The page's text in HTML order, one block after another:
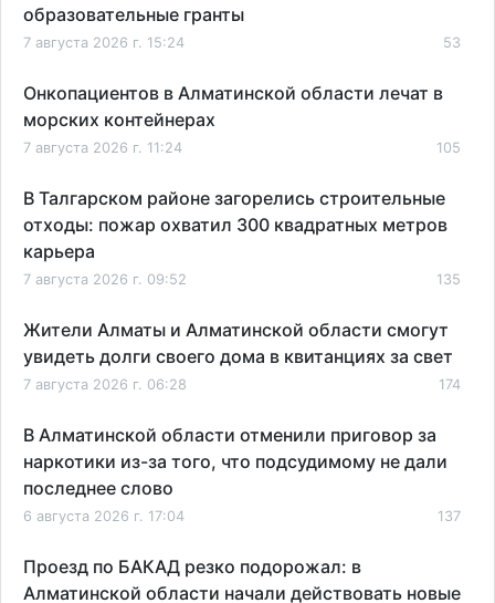
образовательные гранты
7 августа 2026 г. 15:24 53
Онкопациентов в Алматинской области лечат в
морских контейнерах
7 августа 2026 г. 11:24 105
В Талгарском районе загорелись строительные
отходы: пожар охватил 300 квадратных метров
карьера
7 августа 2026 г. 09:52 135
Жители Алматы и Алматинской области смогут
увидеть долги своего дома в квитанциях за свет
7 августа 2026 г. 06:28 174
В Алматинской области отменили приговор за
наркотики из-за того, что подсудимому не дали
последнее слово
6 августа 2026 г. 17:04 137
Проезд по БАКАД резко подорожал: в
Алматинской области начали действовать новые